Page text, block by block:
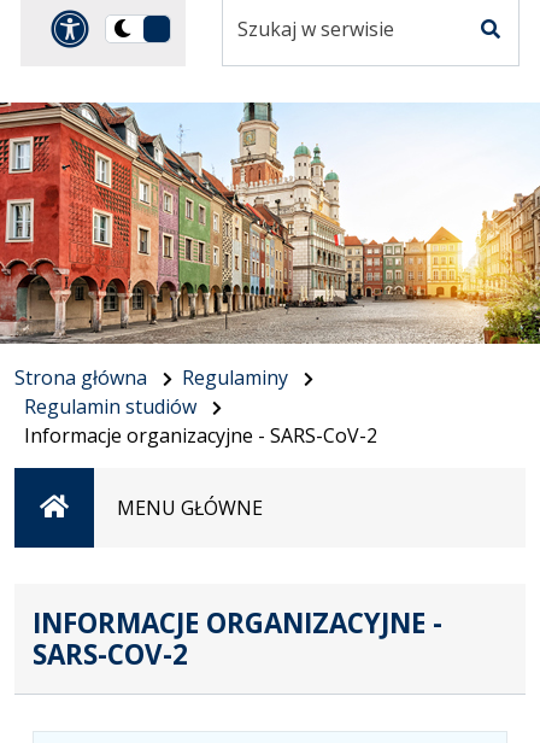
Panel dostosowania
Przełącz
ciemną
serwisie
Strona główna
Regulaminy
Regulamin studiów
Informacje organizacyjne - SARS-CoV-2
StronaMENU GŁÓWNE
INFORMACJE ORGANIZACYJNE -
SARS-COV-2